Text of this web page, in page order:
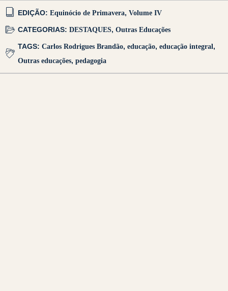
EDIÇÃO: Equinócio de Primavera, Volume IV
CATEGORIAS: DESTAQUES, Outras Educações
TAGS: Carlos Rodrigues Brandão, educação, educação integral,
Outras educações, pedagogia